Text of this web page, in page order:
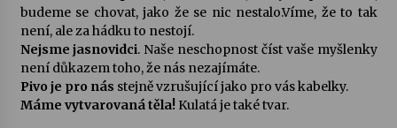
30. 6. 2026
budeme se chovat, jako že se nic nestalo.Víme, že to tak
není, ale za hádku to nestojí.
Nejsme jasnovidci. Naše neschopnost číst vaše myšlenky
není důkazem toho, že nás nezajímáte.
Pivo je pro nás stejně vzrušující jako pro vás kabelky.
Máme vytvarovaná těla! Kulatá je také tvar.